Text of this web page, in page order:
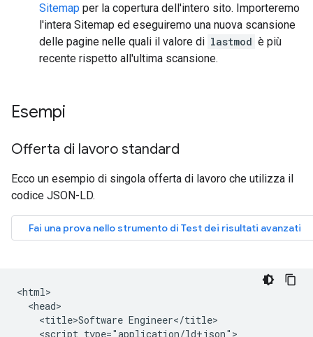
Sitemap per la copertura dell'intero sito. Importeremo
l'intera Sitemap ed eseguiremo una nuova scansione
delle pagine nelle quali il valore di lastmod è più
recente rispetto all'ultima scansione.
Esempi
Offerta di lavoro standard
Ecco un esempio di singola offerta di lavoro che utilizza il
codice JSON-LD.
<html>
  <head>
    <title>Software Engineer</title>
    <script type="application/ld+json">